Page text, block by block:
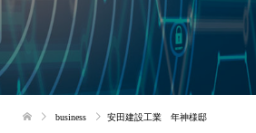
business 安田建設工業 年神様邸